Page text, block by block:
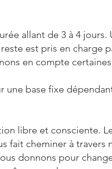
allant de 3 à 4
est pris en charge
en compte
une base fixe
libre et consciente.
fait cheminer à
donnons pour